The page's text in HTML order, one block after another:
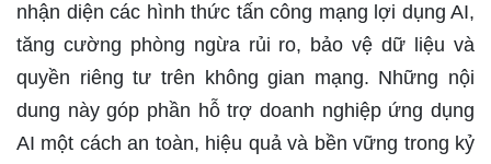
nhận diện các hình thức tấn công mạng lợi dụng AI,
tăng cường phòng ngừa rủi ro, bảo vệ dữ liệu và
quyền riêng tư trên không gian mạng. Những nội
dung này góp phần hỗ trợ doanh nghiệp ứng dụng
AI một cách an toàn, hiệu quả và bền vững trong kỷ